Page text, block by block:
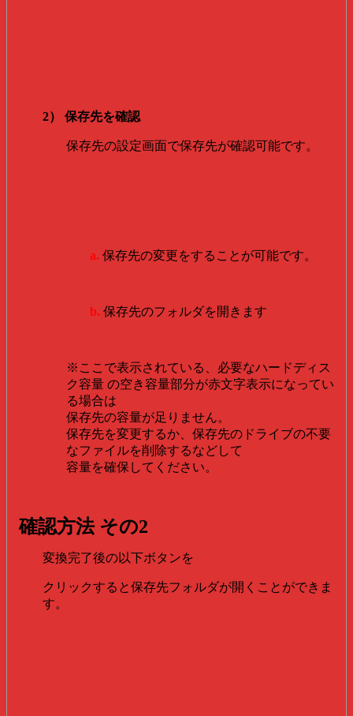
2） 保存先を確認
保存先の設定画面で保存先が確認可能です。
a. 保存先の変更をすることが可能です。
b. 保存先のフォルダを開きます
※ここで表示されている、必要なハードディス
ク容量 の空き容量部分が赤文字表示になってい
る場合は
保存先の容量が足りません。
保存先を変更するか、保存先のドライブの不要
なファイルを削除するなどして
容量を確保してください。
確認方法 その2
変換完了後の以下ボタンを
クリックすると保存先フォルダが開くことができま
す。